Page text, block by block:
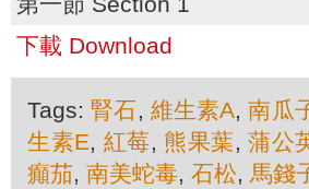
下載 Download
Tags:腎石, 維生素A,南瓜
生素E, 紅莓, 熊果葉,蒲公
癲茄, 南美蛇毒, 石松, 馬錢